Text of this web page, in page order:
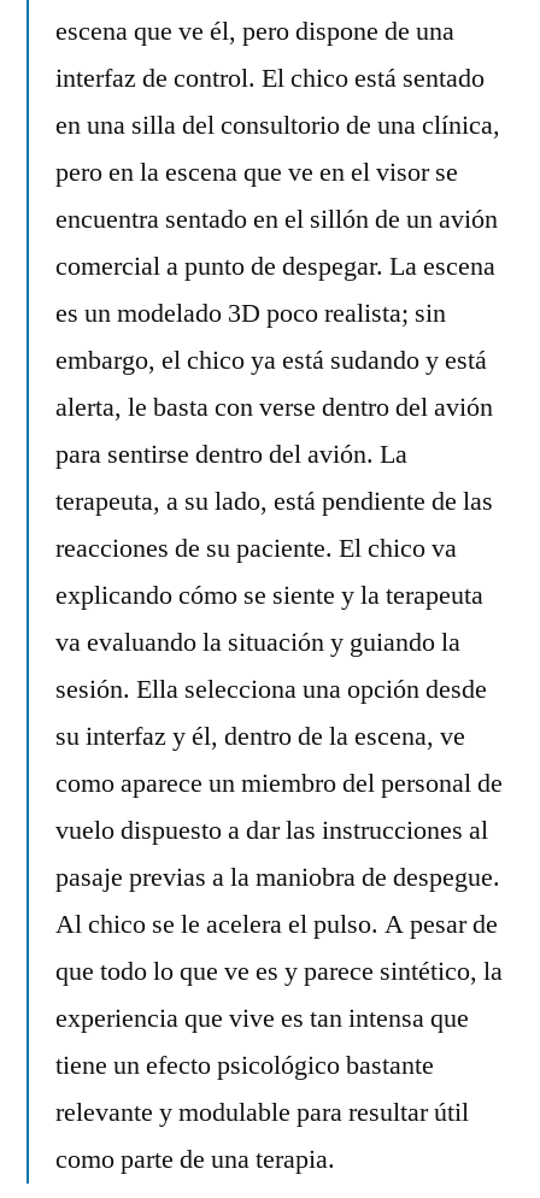
escena que ve él, pero dispone de una
interfaz de control. El chico está sentado
en una silla del consultorio de una clínica,
pero en la escena que ve en el visor se
encuentra sentado en el sillón de un avión
comercial a punto de despegar. La escena
es un modelado 3D poco realista; sin
embargo, el chico ya está sudando y está
alerta, le basta con verse dentro del avión
para sentirse dentro del avión. La
terapeuta, a su lado, está pendiente de las
reacciones de su paciente. El chico va
explicando cómo se siente y la terapeuta
va evaluando la situación y guiando la
sesión. Ella selecciona una opción desde
su interfaz y él, dentro de la escena, ve
como aparece un miembro del personal de
vuelo dispuesto a dar las instrucciones al
pasaje previas a la maniobra de despegue.
Al chico se le acelera el pulso. A pesar de
que todo lo que ve es y parece sintético, la
experiencia que vive es tan intensa que
tiene un efecto psicológico bastante
relevante y modulable para resultar útil
como parte de una terapia.